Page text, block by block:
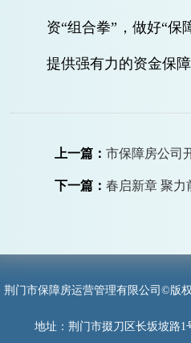
资“组合拳”，做好“保
提供强有力的资金保障
上一篇： 市保障房公司
下一篇： 春启新章 聚力
荆门市保障房运营管理有限公司©版
地址：荆门市掇刀区长坂坡路1